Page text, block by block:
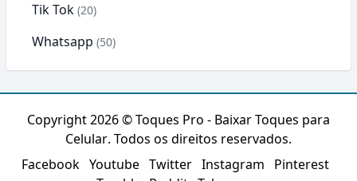
Tik Tok (20)
Whatsapp (50)
Copyright 2026 ©Toques Pro - Baixar Toques para
Celular. Todos os direitos reservados.
Facebook Youtube Twitter Instagram
Pinterest